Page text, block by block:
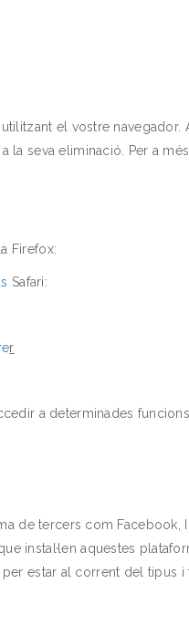
el vostre navegador.
la seva eliminació. Per a
Firefox:
Safari:
r
a determinades funcions
de tercers com Facebook,
instal·len aquestes
estar al corrent del tipus